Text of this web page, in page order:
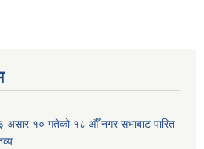
असार १० गतेको १८ औँ नगर सभाबाट पारित